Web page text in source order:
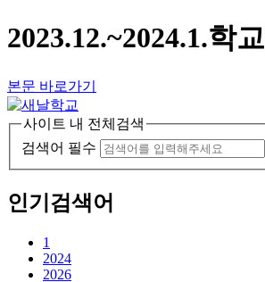
2023.12.~2024.1.학
본문 바로가기
사이트 내 전체검색
검색어 필수
인기검색어
1
2024
2026